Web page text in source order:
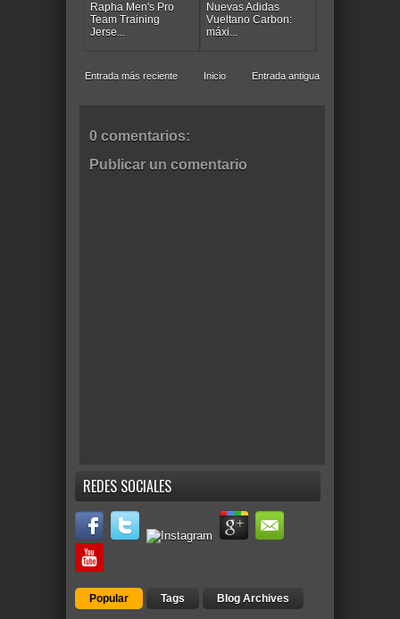
Rapha Men's Pro
Team Training
Jerse...
Nuevas Adidas
Vueltano Carbon:
máxi...
Entrada más reciente Entrada antigua
Inicio
0 comentarios:
Publicar un comentario
REDES SOCIALES
Popular Tags Blog Archives